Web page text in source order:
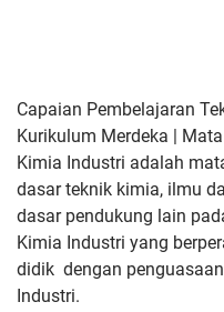
Capaian Pembelajaran
Kurikulum Merdeka |
Kimia Industri adalah
dasar teknik kimia, ilmu
dasar pendukung lain
Kimia Industri yang
didik dengan
Industri.